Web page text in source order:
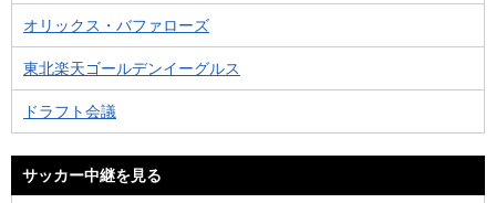
オリックス・バファローズ
東北楽天ゴールデンイーグルス
ドラフト会議
サッカー中継を見る